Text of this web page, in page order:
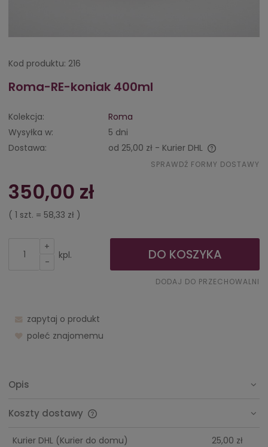
Kod produktu: 216
Roma-RE-koniak 400ml
Kolekcja:
Roma
Wysyłka w:
5 dni
Dostawa:
od 25,00 zł - Kurier DHL
Cena nie zawiera ewentualnych kosztów płatności
SPRAWDŹ FORMY DOSTAWY
350,00 zł
( 1 szt. = 58,33 zł )
+
-
kpl. DO KOSZYKA
DODAJ DO PRZECHOWALNI
zapytaj o produkt
poleć znajomemu
Opis
Koszty dostawy
Kurier DHL (Kurier do domu) 25,00 zł